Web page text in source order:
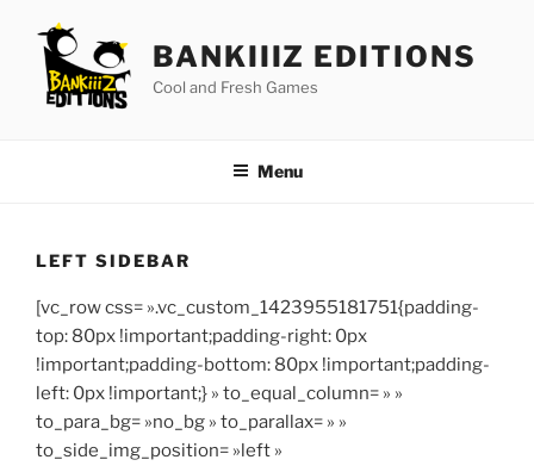
contenu
principal
BANKIIIZ EDITIONS
Cool and Fresh Games
Menu
LEFT SIDEBAR
[vc_row css= ».vc_custom_1423955181751{padding-
top: 80px !important;padding-right: 0px
!important;padding-bottom: 80px !important;padding-
left: 0px !important;} » to_equal_column= » »
to_para_bg= »no_bg » to_parallax= » »
to_side_img_position= »left »